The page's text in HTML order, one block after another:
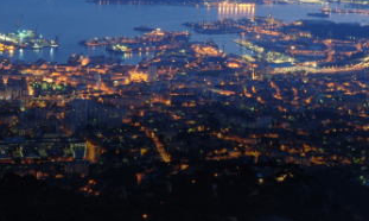
Créations
Blog